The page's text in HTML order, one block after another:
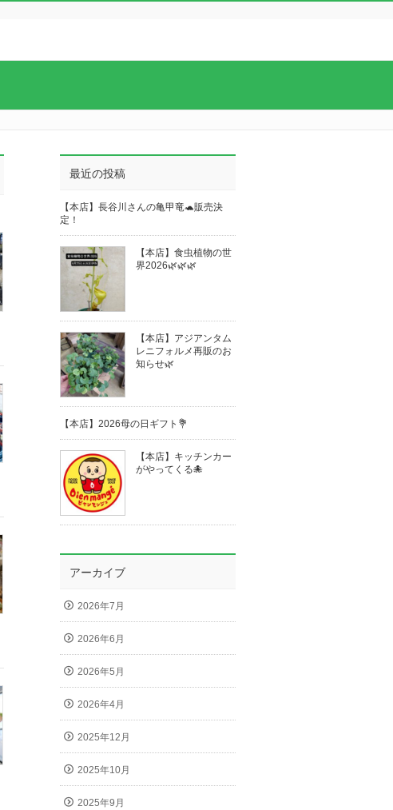
最近の投稿
【本店】長谷川さんの亀甲竜🐢販売決
定！
【本店】食虫植物の世
界2026🌿🌿🌿
【本店】アジアンタム
レニフォルメ再販のお
知らせ🌿
【本店】2026母の日ギフト💐
【本店】キッチンカー
がやってくる🐙
アーカイブ
2026年7月
2026年6月
2026年5月
2026年4月
2025年12月
2025年10月
2025年9月